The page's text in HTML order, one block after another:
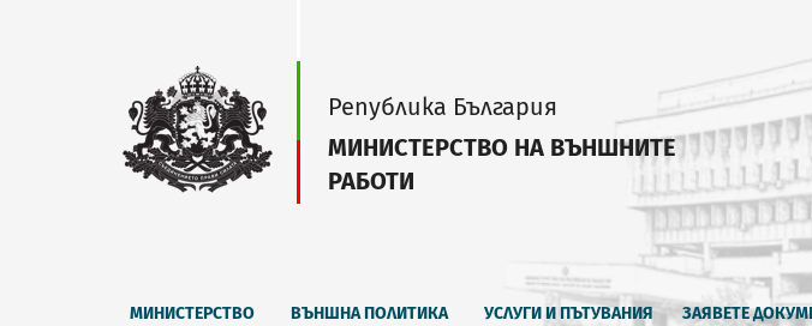
Република България
МИНИСТЕРСТВО НА ВЪНШНИТЕ
РАБОТИ
МИНИСТЕРСТВО ВЪНШНА ПОЛИТИКА УСЛУГИ И ПЪТУВАНИЯ ЗАЯВЕТЕ